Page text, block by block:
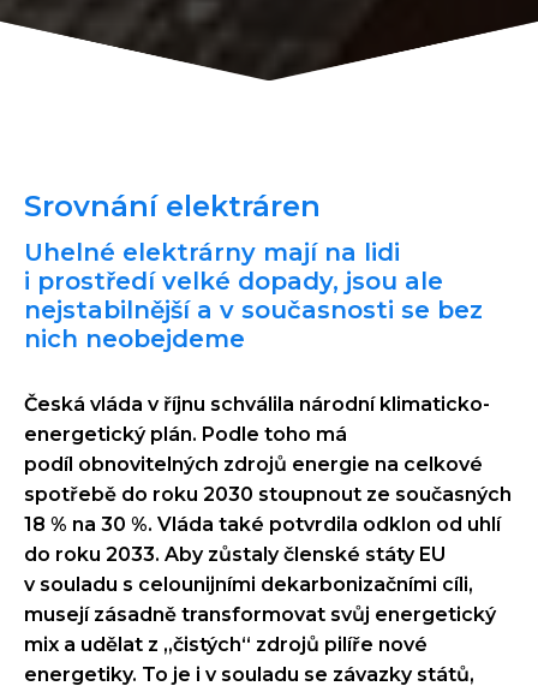
Srovnání elektráren
Uhelné elektrárny mají na lidi
i prostředí velké dopady, jsou ale
nejstabilnější a v současnosti se bez
nich neobejdeme
Česká vláda v říjnu schválila národní klimaticko-
energetický plán. Podle toho má
podíl obnovitelných zdrojů energie na celkové
spotřebě do roku 2030 stoupnout ze současných
18 % na 30 %. Vláda také potvrdila odklon od uhlí
do roku 2033. Aby zůstaly členské státy EU
v souladu s celounijními dekarbonizačními cíli,
musejí zásadně transformovat svůj energetický
mix a udělat z „čistých“ zdrojů pilíře nové
energetiky. To je i v souladu se závazky států,